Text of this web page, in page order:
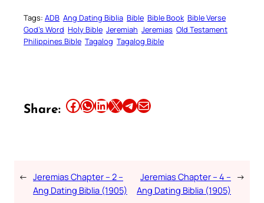
Tags: ADB Ang Dating Biblia Bible Bible Book Bible Verse
God’s Word Holy Bible Jeremiah Jeremias Old Testament
Philippines Bible Tagalog Tagalog Bible
Share: Share this article on Facebook Share this article on WhatsApp Share this article on LinkedIn Share this article on X Share this article on TelegramEmail this Article
← Jeremias Chapter – 2 –
Ang Dating Biblia (1905)
Jeremias Chapter – 4 –
Ang Dating Biblia (1905)
→